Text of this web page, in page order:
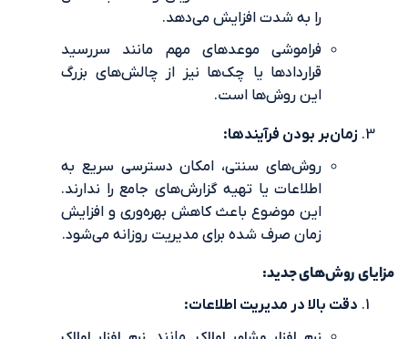
را به شدت افزایش می‌دهد.
فراموشی موعدهای مهم مانند سررسید
قراردادها یا چک‌ها نیز از چالش‌های بزرگ
این روش‌ها است.
بودن فرآیندها:
روش‌های سنتی، امکان دسترسی سریع به
اطلاعات یا تهیه گزارش‌های جامع را ندارند.
این موضوع باعث کاهش بهره‌وری و افزایش
زمان صرف شده برای مدیریت روزانه می‌شود.
جدید:
در مدیریت اطلاعات: